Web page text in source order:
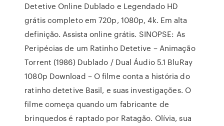
Detetive Online Dublado e Legendado HD
grátis completo em 720p, 1080p, 4k. Em alta
definição. Assista online grátis. SINOPSE: As
Peripécias de um Ratinho Detetive – Animação
Torrent (1986) Dublado / Dual Áudio 5.1 BluRay
1080p Download – O filme conta a história do
ratinho detetive Basil, e suas investigações. O
filme começa quando um fabricante de
brinquedos é raptado por Ratagão. Olívia, sua